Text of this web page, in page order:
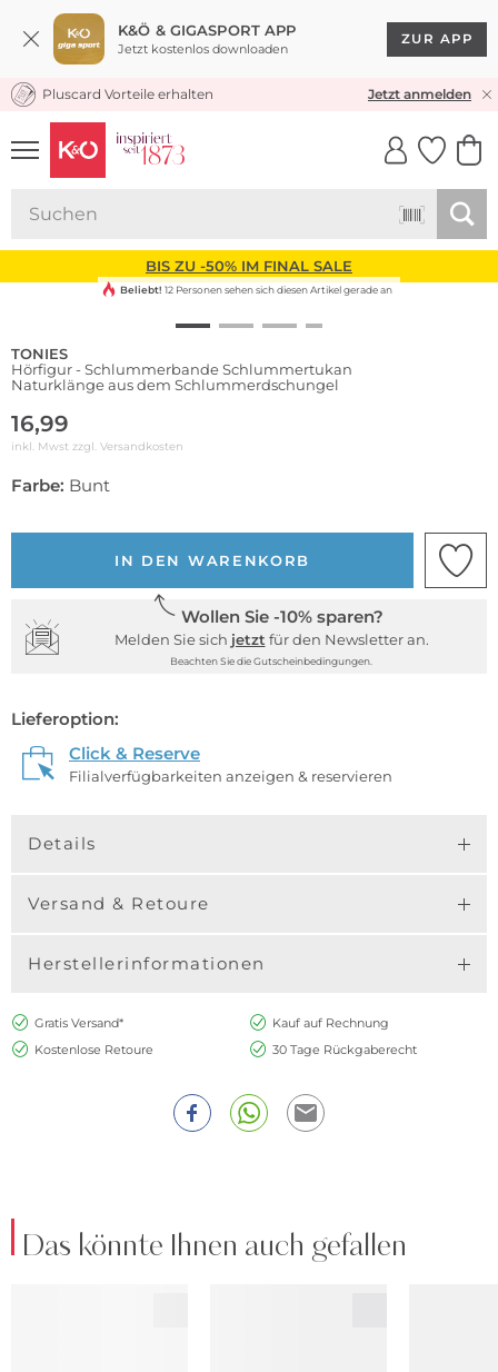
K&Ö & GIGASPORT APP
Jetzt kostenlos downloaden
ZUR APP
KOSTENLOSER VERSAND* & RÜCKVERSAND
Pluscard Vorteile erhalten Jetzt anmelden
UNSERE APP
CLICK &
BIS ZU -50% IM FINAL SALE
Beliebt! 12 Personen sehen sich diesen Artikel gerade an
TONIES
Hörfigur - Schlummerbande Schlummertukan
Naturklänge aus dem Schlummerdschungel
16,99
inkl. Mwst zzgl. Versandkosten
Farbe: Bunt
IN DEN WARENKORB
Wollen Sie -10% sparen?
Melden Sie sich jetzt für den Newsletter an.
Beachten Sie die Gutscheinbedingungen.
Lieferoption:
Click & Reserve
Filialverfügbarkeiten anzeigen & reservieren
Details
Versand & Retoure
Herstellerinformationen
Gratis Versand*
Kauf auf Rechnung
Kostenlose Retoure
30 Tage Rückgaberecht
Das könnte Ihnen auch gefallen